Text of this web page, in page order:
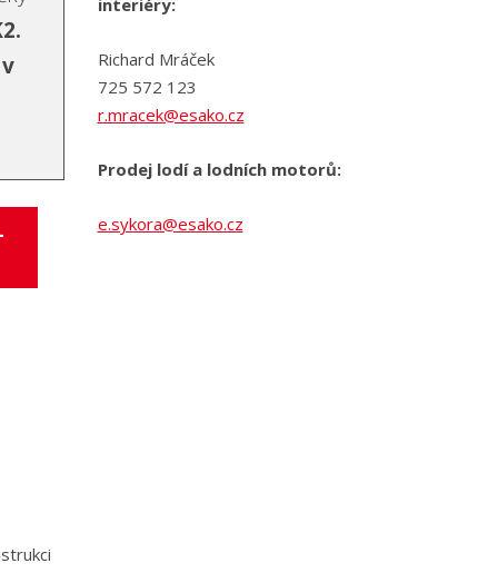
Richard Mráček
725 572 123
r.mracek@esako.cz
Prodej lodí a lodních motorů:
e.sykora@esako.cz